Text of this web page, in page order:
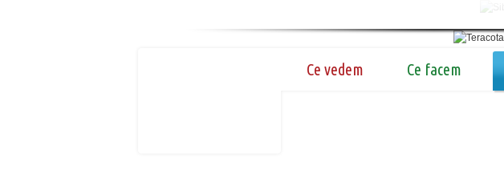
Ce vedem Ce facem